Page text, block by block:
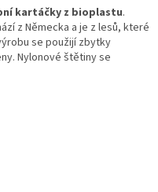
kartáčky z bioplastu.
z Německa a je z lesů, které
se použijí zbytky
Nylonové štětiny se